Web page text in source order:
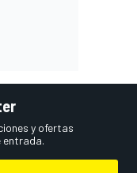
y ofertas
entrada.